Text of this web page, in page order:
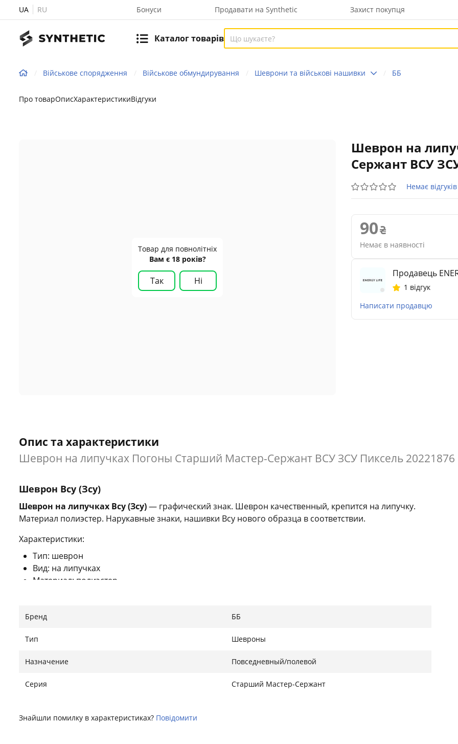
UA RU Бонуси Продавати на Synthetic Захист покупця
Каталог товарів
Військове спорядження Військове обмундирування Шеврони та військові нашивки ББ
Про товарОписХарактеристикиВідгуки
Шеврон на
Сержант ВСУ
Немає відгуків
Товар для повнолітніх
Вам є 18 років?
Так Ні
90
Немає в наявності
Продавець
1 відгук
Написати продавцю
Опис та характеристики
Шеврон на липучках Погоны Старший Мастер-Сержант ВСУ ЗСУ Пиксель 20221876
Шеврон Всу (Зсу)
Шеврон на липучках Всу (Зсу)— графический знак. Шеврон качественный, крепится на липучку.
Материал полиэстер. Нарукавные знаки, нашивки Всу нового образца в соответствии.
Характеристики:
Тип: шеврон
Вид: на липучках
Материал: полиэстер
Бренд ББ
Тип Шевроны
Назначение Повседневный/полевой
Серия Старший Мастер-Сержант
Знайшли помилку в характеристиках? Повідомити